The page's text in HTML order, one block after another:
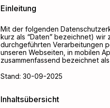
Einleitung
Mit der folgenden
kurz als “Daten” bezeichnet)
durchgeführten Verarbeitungen
unseren Webseiten, in mobilen
zusammenfassend bezeichnet
Stand: 30-09-2025
Inhaltsübersicht